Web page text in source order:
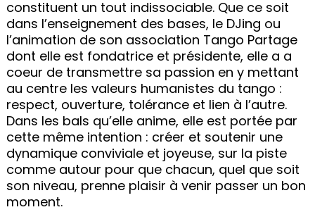
constituent un tout indissociable. Que ce soit
dans l’enseignement des bases, le DJing ou
l’animation de son association Tango Partage
dont elle est fondatrice et présidente, elle a a
coeur de transmettre sa passion en y mettant
au centre les valeurs humanistes du tango :
respect, ouverture, tolérance et lien à l’autre.
​Dans les bals qu’elle anime, elle est portée par
cette même intention : créer et soutenir une
dynamique conviviale et joyeuse, sur la piste
comme autour pour que chacun, quel que soit
son niveau, prenne plaisir à venir passer un bon
moment.